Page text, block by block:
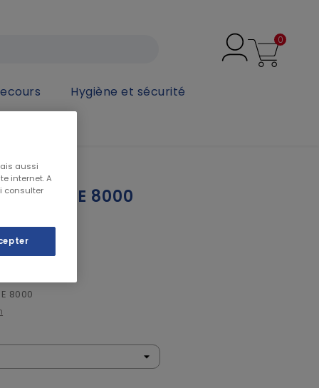
0
Hygiène et sécurité
X-PLORE 8000
8000
aussi
internet. A
consulter